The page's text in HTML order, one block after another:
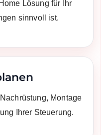
Lösung für Ihr
sinnvoll ist.
Montage
Ihrer Steuerung.